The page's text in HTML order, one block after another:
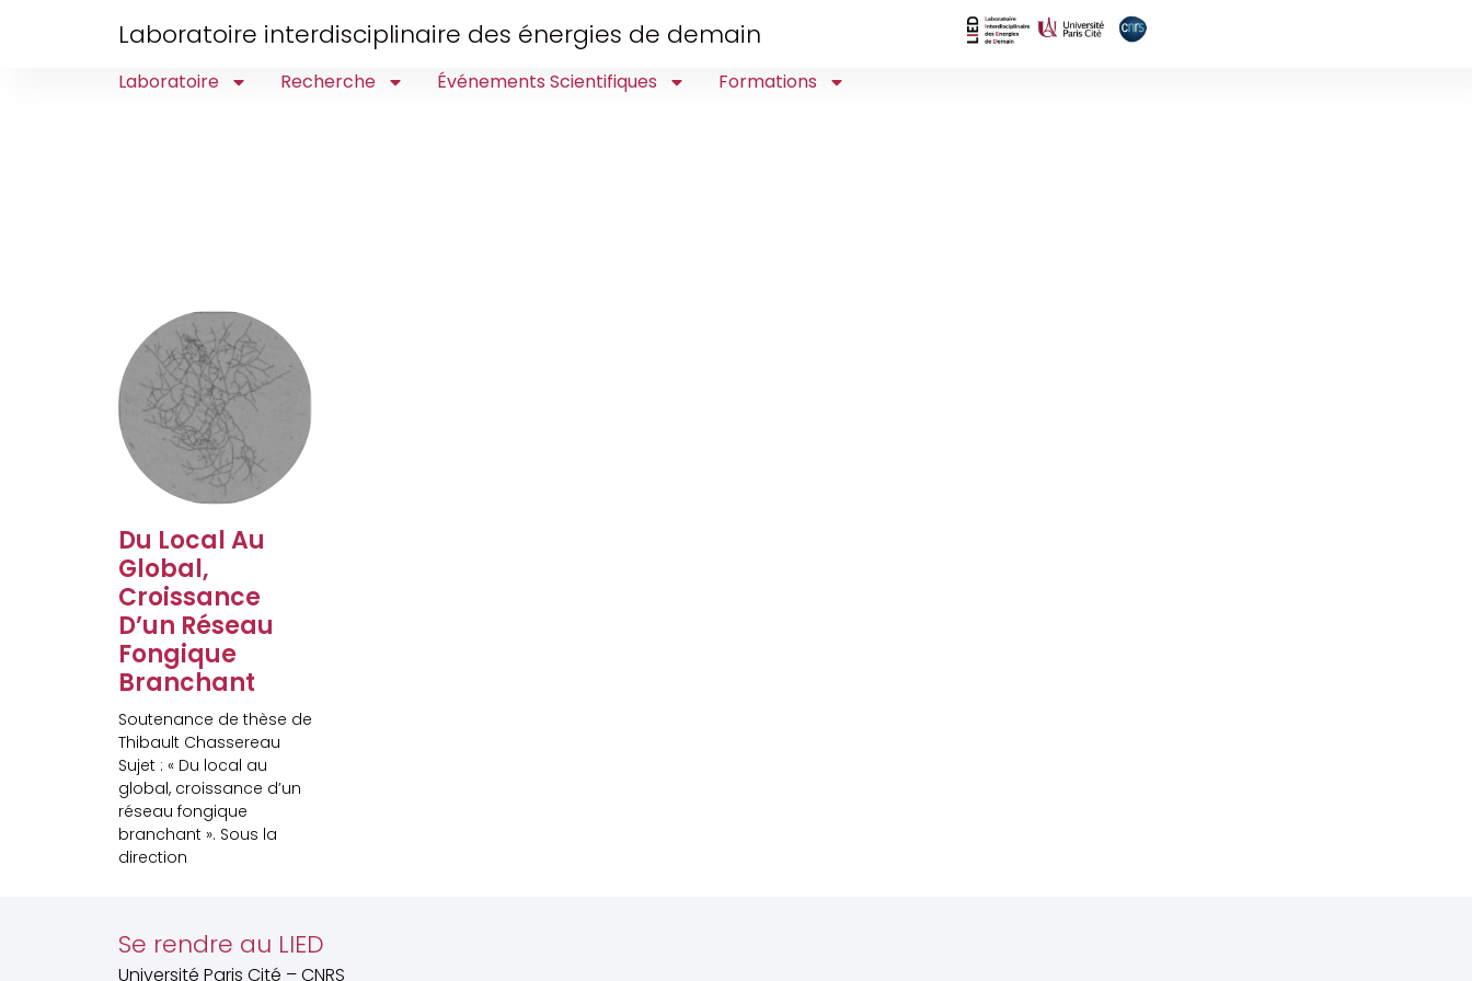
Laboratoire interdisciplinaire des énergies de demain
Laboratoire Recherche Événements Scientifiques Formations
Du Local Au
Global,
Croissance
D’un Réseau
Fongique
Branchant
Soutenance de thèse de
Thibault Chassereau
Sujet : « Du local au
global, croissance d’un
réseau fongique
branchant ». Sous la
direction
Se rendre au LIED
Université Paris Cité – CNRS